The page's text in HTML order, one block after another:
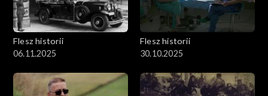
Flesz historii
06.11.2025
Flesz historii
30.10.2025